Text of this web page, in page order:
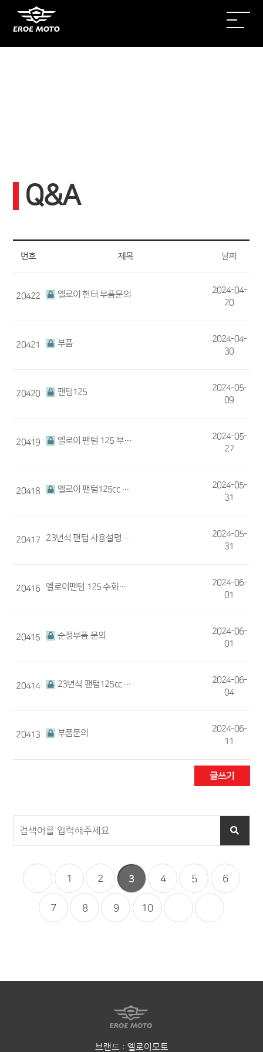
Q&A
번호 제목 날짜
20422 엘로이 헌터 부품문의
2024-04-
20
20421 부품
2024-04-
30
20420 팬텀125
2024-05-
09
20419 엘로이 팬텀 125 부품 구매
2024-05-
27
20418 엘로이 팬텀125cc 차량입니다
2024-05-
31
20417 23년식 팬텀 사용설명서와 정비메뉴얼 구할 수 있나요?
2024-05-
31
20416 엘로이팬텀 125 수화물 랙 문의요
2024-06-
01
20415 순정부품 문의
2024-06-
01
20414 23년식 팬텀125cc 사용설명서 혹은 매뉴얼
2024-06-
04
20413 부품문의
2024-06-
11
글쓰기
1 2 3 4 5 6
7 8 9 10
브랜드 : 엘로이모토